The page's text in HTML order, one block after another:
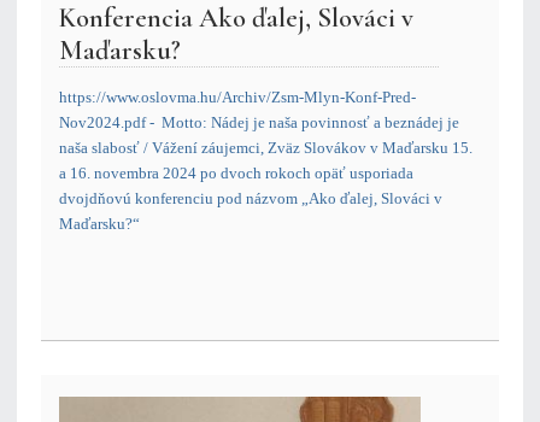
Konferencia Ako ďalej, Slováci v
Maďarsku?
https://www.oslovma.hu/Archiv/Zsm-Mlyn-Konf-Pred-
Nov2024.pdf- Motto: Nádej je naša povinnosť a beznádej je
naša slabosť / Vážení záujemci, Zväz Slovákov v Maďarsku 15.
a 16. novembra 2024 po dvoch rokoch opäť usporiada
dvojdňovú konferenciu pod názvom „Ako ďalej, Slováci v
Maďarsku?“